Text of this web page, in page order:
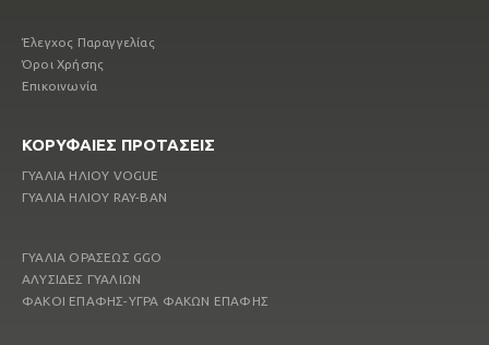
Έλεγχος Παραγγελίας
Όροι Χρήσης
Επικοινωνία
ΚΟΡΥΦΑΙΕΣ ΠΡΟΤΑΣΕΙΣ
ΓΥΑΛΙΑ ΗΛΙΟΥ VOGUE
ΓΥΑΛΙΑ ΗΛΙΟΥ RAY-ΒΑΝ
ΓΥΑΛΙΑ ΟΡΑΣΕΩΣ GGO
ΑΛΥΣΙΔΕΣ ΓΥΑΛΙΩΝ
ΦΑΚΟΙ ΕΠΑΦΗΣ-ΥΓΡΑ ΦΑΚΩΝ ΕΠΑΦΗΣ